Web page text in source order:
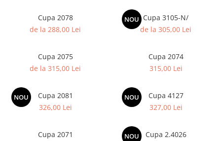
Tenis de camp
Alte ramuri sportive
Cupa 2078
de la 288,00 Lei
NOU Cupa 3105-N/
de la 305,00 Lei
Cupa 2075
de la 315,00 Lei
Cupa 2074
315,00 Lei
NOU
Cupa 2081
326,00 Lei
NOU
Cupa 4127
327,00 Lei
Cupa 2071
NOU
Cupa 2.4026